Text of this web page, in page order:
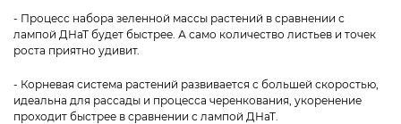
- Процесс набора зеленной массы растений в сравнении с
лампой ДНаТ будет быстрее. А само количество листьев и точек
роста приятно удивит.
- Корневая система растений развивается с большей скоростью,
идеальна для рассады и процесса черенкования, укоренение
проходит быстрее в сравнении с лампой ДНаТ.